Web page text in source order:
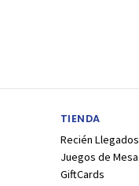
TIENDA
Recién Llegados
Juegos de Mesa
GiftCards